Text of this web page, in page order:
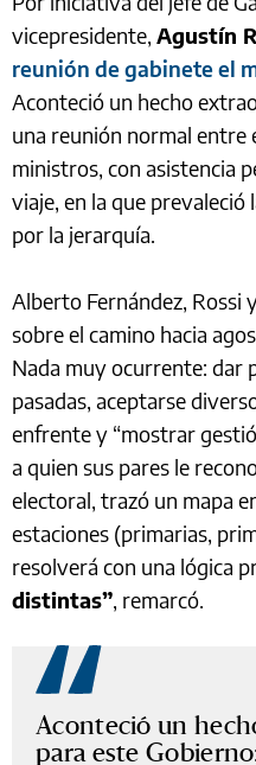
vicepresidente, Agustín
reunión de gabinete el
Aconteció un hecho
una reunión normal entre
ministros, con asistencia
viaje, en la que
por la jerarquía.
Alberto Fernández, Rossi
sobre el camino hacia
Nada muy ocurrente: dar
pasadas, aceptarse
enfrente y “mostrar
a quien sus pares le
electoral, trazó un mapa
estaciones (primarias,
resolverá con una lógica
distintas”, remarcó.
Aconteció un
para este